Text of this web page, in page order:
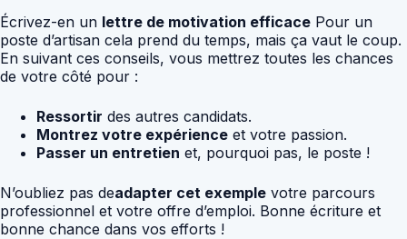
Écrivez-en un lettre de motivation efficace Pour un
poste d’artisan cela prend du temps, mais ça vaut le coup.
En suivant ces conseils, vous mettrez toutes les chances
de votre côté pour :
Ressortir des autres candidats.
Montrez votre expérience et votre passion.
Passer un entretien et, pourquoi pas, le poste !
N’oubliez pas deadapter cet exemple votre parcours
professionnel et votre offre d’emploi. Bonne écriture et
bonne chance dans vos efforts !